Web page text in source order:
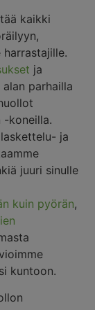
kaikki
ja
parhailla
-koneilla.
ja
juuri sinulle
kuin pyörän,
kuntoon.